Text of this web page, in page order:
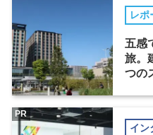
レポ
五感
旅。
つの
イン
PR